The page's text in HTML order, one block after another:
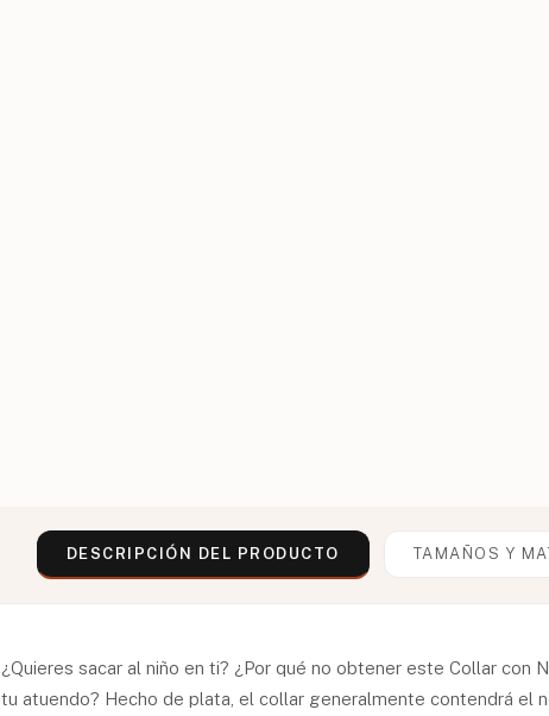
DESCRIPCIÓN DEL PRODUCTO TAMAÑOS Y
¿Quieres sacar al niño en ti? ¿Por qué no obtener este Collar
tu atuendo? Hecho de plata, el collar generalmente contendrá el